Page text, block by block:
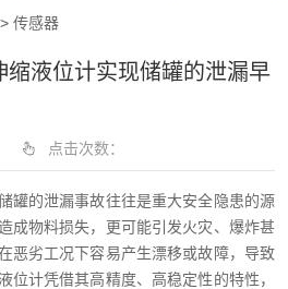
> 传感器
缩液位计实现储罐的泄漏早
点击次数：
罐的泄漏事故往往是重大安全隐患的源
成物料损失，更可能引发火灾、爆炸甚
恶劣工况下容易产生漂移或故障，导致
位计凭借其高精度、高稳定性的特性，